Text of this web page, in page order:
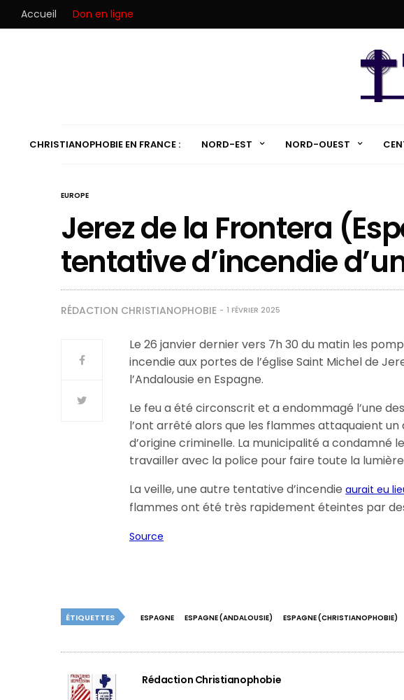
Accueil Don en ligne
CHRISTIANOPHOBIE EN FRANCE : NORD-EST NORD-OUEST
EUROPE
Jerez de la Frontera
tentative d’incendie
RÉDACTION CHRISTIANOPHOBIE 1 FÉVRIER 2025
Le 26 janvier dernier vers 7h 30 du matin les
incendie aux portes de l’église Saint Michel de
l’Andalousie en Espagne.
Le feu a été circonscrit et a endommagé l’une
l’ont arrêté alors que les flammes attaquaient un
d’origine criminelle. La municipalité a condamné
travailler avec la police pour faire toute la
La veille, une autre tentative d’incendieaurait eu
flammes ont été très rapidement éteintes par
Source
ÉTIQUETTES ESPAGNE ESPAGNE (ANDALOUSIE) ESPAGNE (CHRISTIANOPHOBIE)
Rédaction Christianophobie